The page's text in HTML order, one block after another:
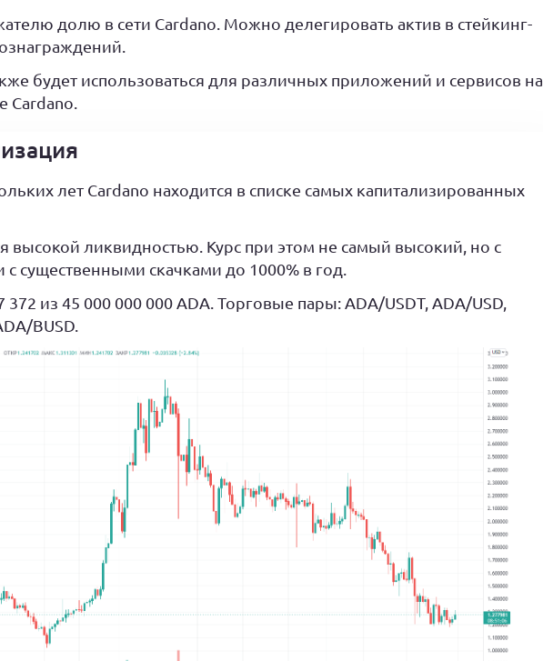
долю в сети Cardano. Можно делегировать актив в стейкинг-
будет использоваться для различных приложений и сервисов на
Cardano.
лет Cardano находится в списке самых капитализированных
высокой ликвидностью. Курс при этом не самый высокий, но с
с существенными скачками до 1000% в год.
из 45 000 000 000 ADA. Торговые пары: ADA/USDT, ADA/USD,
BUSD.